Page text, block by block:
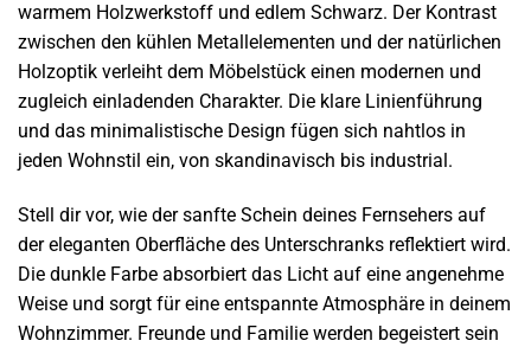
warmem Holzwerkstoff und edlem Schwarz. Der Kontrast
zwischen den kühlen Metallelementen und der natürlichen
Holzoptik verleiht dem Möbelstück einen modernen und
zugleich einladenden Charakter. Die klare Linienführung
und das minimalistische Design fügen sich nahtlos in
jeden Wohnstil ein, von skandinavisch bis industrial.
Stell dir vor, wie der sanfte Schein deines Fernsehers auf
der eleganten Oberfläche des Unterschranks reflektiert wird.
Die dunkle Farbe absorbiert das Licht auf eine angenehme
Weise und sorgt für eine entspannte Atmosphäre in deinem
Wohnzimmer. Freunde und Familie werden begeistert sein